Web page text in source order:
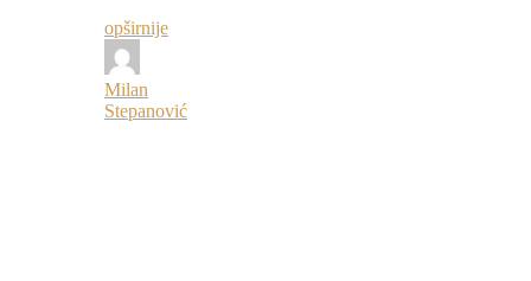
opširnije
Milan
Stepanović